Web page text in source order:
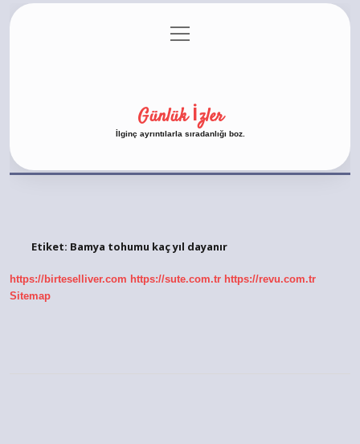
Gizlilik Politikası
menüyü
aç
Günlük İzler
İlginç ayrıntılarla sıradanlığı boz.
Etiket: Bamya tohumu kaç yıl dayanır
https://birteselliver.com https://sute.com.tr https://revu.com.tr
Sitemap